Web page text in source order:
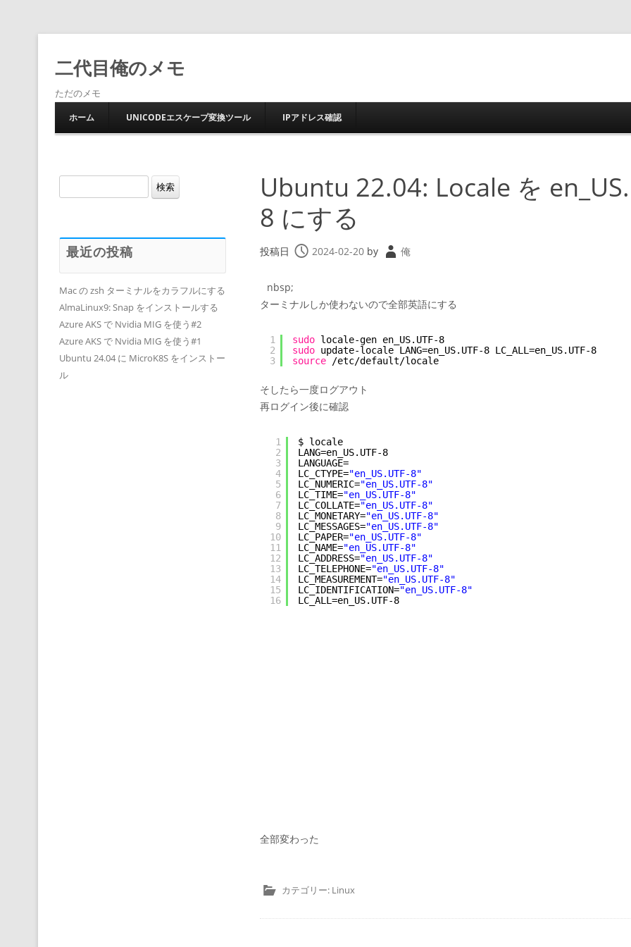
二代目俺のメモ
ただのメモ
ホーム UNICODEエスケープ変換ツール IPアドレス確認
Ubuntu 22.04: Locale を
8 にする
投稿日 2024-02-20 by 俺
nbsp;
ターミナルしか使わないので全部英語にする
1
2
3
sudo locale-gen en_US.UTF-8
sudo update-locale LANG=en_US.UTF-8 LC_ALL=en_US.UTF-8
source
/etc/default/locale
そしたら一度ログアウト
再ログイン後に確認
1
2
3
4
5
6
7
8
9
10
11
12
13
14
15
16
$ locale
LANG=en_US.UTF-8
LANGUAGE=
LC_CTYPE="en_US.UTF-8"
LC_NUMERIC="en_US.UTF-8"
LC_TIME="en_US.UTF-8"
LC_COLLATE="en_US.UTF-8"
LC_MONETARY="en_US.UTF-8"
LC_MESSAGES="en_US.UTF-8"
LC_PAPER="en_US.UTF-8"
LC_NAME="en_US.UTF-8"
LC_ADDRESS="en_US.UTF-8"
LC_TELEPHONE="en_US.UTF-8"
LC_MEASUREMENT="en_US.UTF-8"
LC_IDENTIFICATION="en_US.UTF-8"
LC_ALL=en_US.UTF-8
全部変わった
カテゴリー: Linux
索:
最近の投稿
Mac の zsh ターミナルをカラフルにする
AlmaLinux9: Snap をインストールする
Azure AKS で Nvidia MIG を使う#2
Azure AKS で Nvidia MIG を使う#1
Ubuntu 24.04 に MicroK8S をインストー
ル